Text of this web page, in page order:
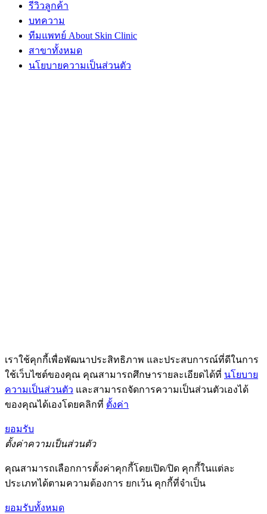
รีวิวลูกค้า
บทความ
ทีมแพทย์ About Skin Clinic
สาขาทั้งหมด
นโยบายความเป็นส่วนตัว
เราใช้คุกกี้เพื่อพัฒนาประสิทธิภาพ และประสบการณ์ที่ดีในการ
ใช้เว็บไซต์ของคุณ คุณสามารถศึกษารายละเอียดได้ที่ นโยบาย
ความเป็นส่วนตัว และสามารถจัดการความเป็นส่วนตัวเองได้
ของคุณได้เองโดยคลิกที่ ตั้งค่า
ยอมรับ
ตั้งค่าความเป็นส่วนตัว
คุณสามารถเลือกการตั้งค่าคุกกี้โดยเปิด/ปิด คุกกี้ในแต่ละ
ประเภทได้ตามความต้องการ ยกเว้น คุกกี้ที่จำเป็น
ยอมรับทั้งหมด